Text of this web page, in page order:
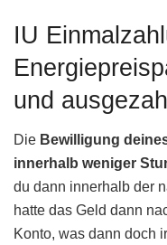
IU
und
Die Bewilligung
innerhalb weniger
du dann innerhalb der
hatte das Geld dann
Konto, was dann doch